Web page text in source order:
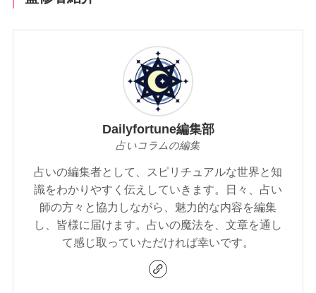
Dailyfortune編集部
占いコラムの編集
占いの編集者として、スピリチュアルな世界と知
識をわかりやすく伝えしていきます。日々、占い
師の方々と協力しながら、魅力的な内容を編集
し、皆様に届けます。占いの魔法を、文章を通し
て感じ取っていただければ幸いです。